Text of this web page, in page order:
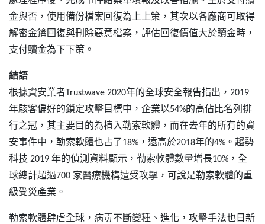
金與否，使用備份檔案回復為上上策，其次以各廠商可取得
解密金鑰回復與刪除惡意檔案，評估回復價值大於贖金時，
支付贖金為下下策。
結語
根據資安業者Trustwave 2020年的全球安全報告指出，2019
年駭客偏好的鎖定攻擊目標中，企業以54%的高佔比名列排
行之冠，其主要目的為植入勒索軟體，而在去年的所有的資
安事件中，勒索軟體也占了18%，遠高於2018年的4%。趨勢
科技 2019 年的偵測資料顯示，勒索軟體數量增長10%，全
球總計超過700 家醫療機構遭受攻擊，可說是勒索軟體的重
級受災產業。
勒索軟體肆虐全球，病毒不斷變種、進化，攻擊手法也日新